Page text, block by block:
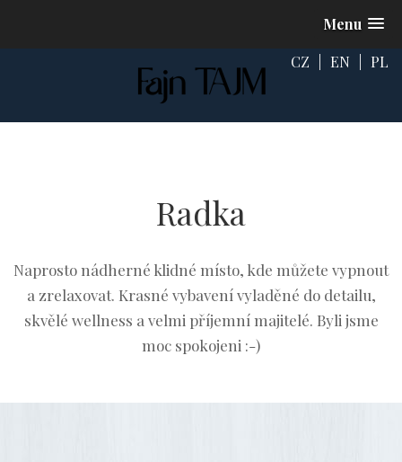
Menu
CZ
EN PL
Radka
Naprosto nádherné klidné místo, kde můžete vypnout
a zrelaxovat. Krasné vybavení vyladěné do detailu,
skvělé wellness a velmi příjemní majitelé. Byli jsme
moc spokojeni :-)